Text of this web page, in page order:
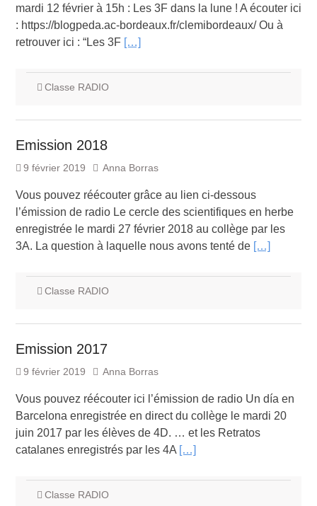
mardi 12 février à 15h : Les 3F dans la lune ! A écouter ici
: https://blogpeda.ac-bordeaux.fr/clemibordeaux/ Ou à
retrouver ici : “Les 3F […]
Classe RADIO
Emission 2018
9 février 2019 Anna Borras
Vous pouvez réécouter grâce au lien ci-dessous
l’émission de radio Le cercle des scientifiques en herbe
enregistrée le mardi 27 février 2018 au collège par les
3A. La question à laquelle nous avons tenté de […]
Classe RADIO
Emission 2017
9 février 2019 Anna Borras
Vous pouvez réécouter ici l’émission de radio Un día en
Barcelona enregistrée en direct du collège le mardi 20
juin 2017 par les élèves de 4D. … et les Retratos
catalanes enregistrés par les 4A […]
Classe RADIO